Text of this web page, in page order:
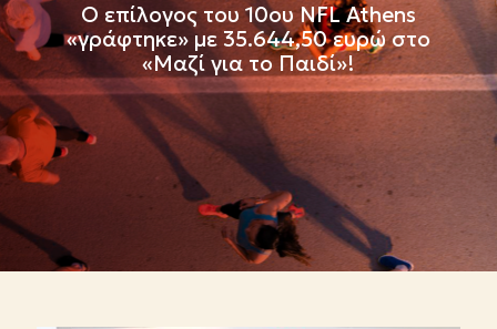
Ο επίλογος του 10ου NFL Athens
«γράφτηκε» με 35.644,50 ευρώ στο
«Μαζί για το Παιδί»!